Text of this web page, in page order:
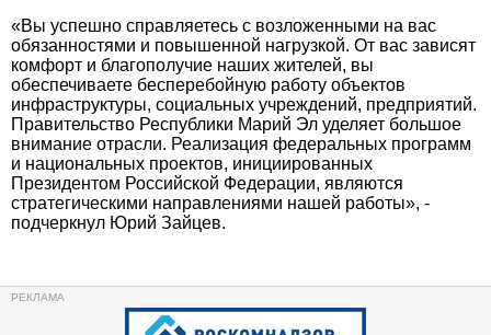
«Вы успешно справляетесь с возложенными на вас
обязанностями и повышенной нагрузкой. От вас зависят
комфорт и благополучие наших жителей, вы
обеспечиваете бесперебойную работу объектов
инфраструктуры, социальных учреждений, предприятий.
Правительство Республики Марий Эл уделяет большое
внимание отрасли. Реализация федеральных программ
и национальных проектов, инициированных
Президентом Российской Федерации, являются
стратегическими направлениями нашей работы», -
подчеркнул Юрий Зайцев.